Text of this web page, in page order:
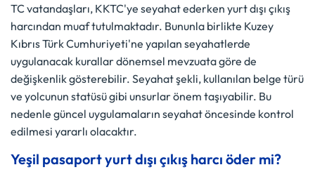
TC vatandaşları, KKTC'ye seyahat ederken yurt dışı çıkış
harcından muaf tutulmaktadır. Bununla birlikte Kuzey
Kıbrıs Türk Cumhuriyeti'ne yapılan seyahatlerde
uygulanacak kurallar dönemsel mevzuata göre de
değişkenlik gösterebilir. Seyahat şekli, kullanılan belge türü
ve yolcunun statüsü gibi unsurlar önem taşıyabilir. Bu
nedenle güncel uygulamaların seyahat öncesinde kontrol
edilmesi yararlı olacaktır.
Yeşil pasaport yurt dışı çıkış harcı öder mi?